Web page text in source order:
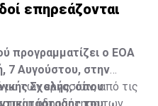
επηρεάζονται
προγραμματίζει ο ΕΟΑ
7 Αυγούστου, στην
Σχολής, όπου
των εργασιών, από τις